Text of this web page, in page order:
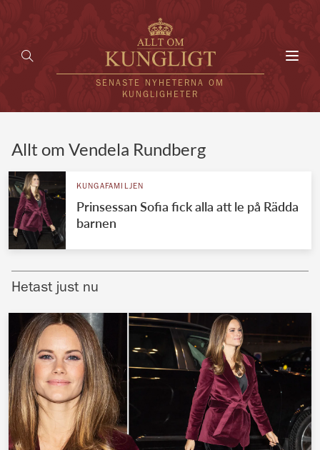
SENASTE NYHETERNA OM
KUNGLIGHETER
UTLÄNDSKT
VÄRLDENS KUNGAHUS
Brittiska kungahuset
Norska kungahuset
Danska kungahuset
Spanska kungahuset
Nederländska kungahuset
Belgiska kungahuset
Allt om Vendela Rundberg
KUNGAFAMILJEN
Prinsessan Sofia fick alla att le på Rädda
barnen
Hetast just nu